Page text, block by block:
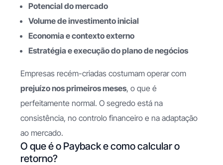
Potencial do mercado
Volume de investimento inicial
Economia e contexto externo
Estratégia e execução do plano de negócios
Empresas recém-criadas costumam operar com
prejuízo nos primeiros meses, o que é
perfeitamente normal. O segredo está na
consistência, no controlo financeiro e na adaptação
ao mercado.
O que é o Payback e como calcular o
retorno?